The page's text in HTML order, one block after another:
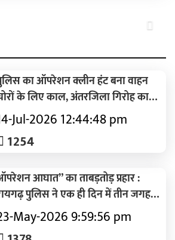
Next
का ऑपरेशन क्लीन हंट बना वाहन
के लिए काल, अंतरजिला गिरोह का
21 चोरी की बाइक बरामद, 5
गिरफ्तार
Jul-2026 12:44:48 pm
1254
आघात” का ताबड़तोड़ प्रहार :
पुलिस ने एक ही दिन में तीन जगह
रेड, महुआ शराब कारोबारियों में मचा
May-2026 9:59:56 pm